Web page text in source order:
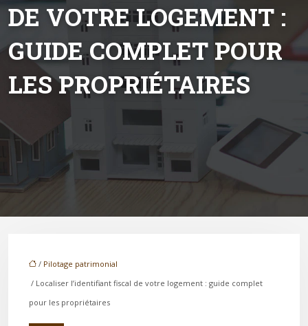
DE VOTRE LOGEMENT :
GUIDE COMPLET POUR
LES PROPRIÉTAIRES
/ Pilotage patrimonial
/ Localiser l’identifiant fiscal de votre logement : guide complet
pour les propriétaires